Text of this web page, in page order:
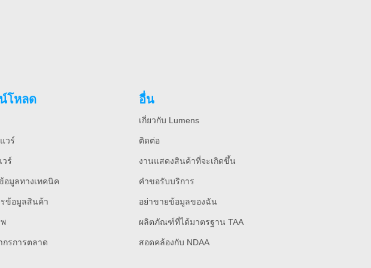
โหลด
วร์
วร์
อมูลทางเทคนิค
รข้อมูลสินค้า
กรการตลาด
อื่น
เกี่ยวกับ Lumens
ติดต่อ
งานแสดงสินค้าที่จะเกิดขึ้น
คําขอรับบริการ
อย่าขายข้อมูลของฉัน
ผลิตภัณฑ์ที่ได้มาตรฐาน TAA
สอดคล้องกับ NDAA